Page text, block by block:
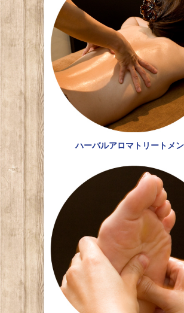
ハーバルアロマトリートメ